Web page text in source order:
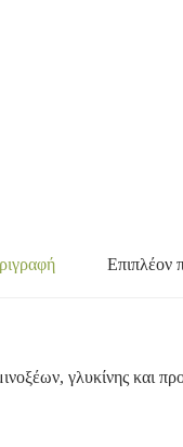
Επιπλέον
γλυκίνης και